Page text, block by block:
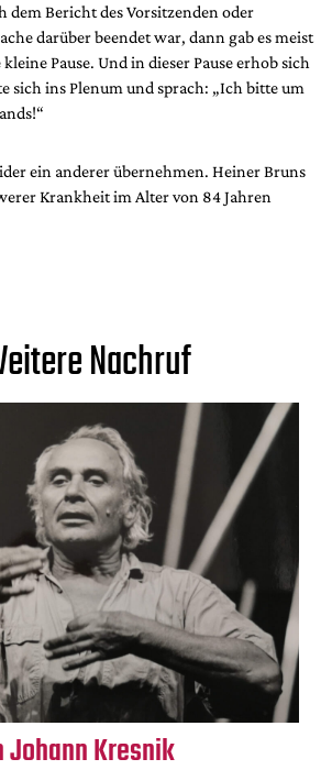
dem Bericht des Vorsitzenden oder
darüber beendet war, dann gab es meist
Pause. Und in dieser Pause erhob sich
sich ins Plenum und sprach: „Ich bitte um
ein anderer übernehmen. Heiner Bruns
Krankheit im Alter von 84 Jahren
Nachruf
Johann Kresnik